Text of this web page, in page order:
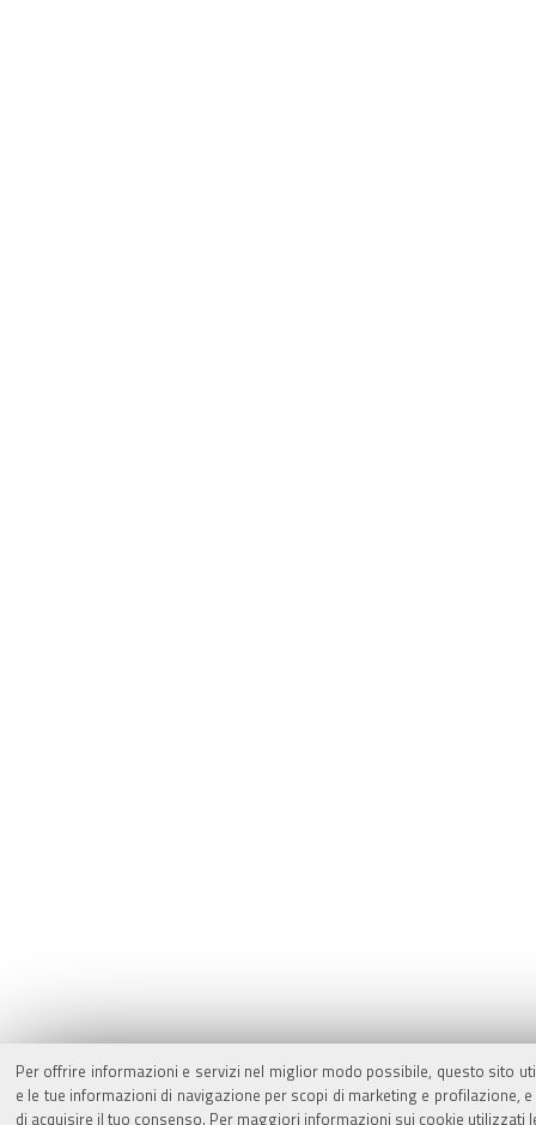
Per offrire informazioni e servizi nel miglior modo possibile, questo sito
e le tue informazioni di navigazione per scopi di marketing e
di acquisire il tuo consenso. Per maggiori informazioni sui cookie utilizzati